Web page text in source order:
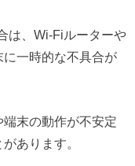
は、Wi-Fiルーターや
一時的な不具合が
末の動作が不安定
あります。